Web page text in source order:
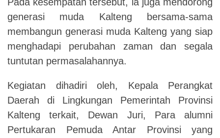
generasi muda Kalteng bersama-sama
membangun generasi muda Kalteng yang siap
menghadapi perubahan zaman dan segala
tuntutan permasalahannya.
Kegiatan dihadiri oleh, Kepala Perangkat
Daerah di Lingkungan Pemerintah Provinsi
Kalteng terkait, Dewan Juri, Para alumni
Pertukaran Pemuda Antar Provinsi yang